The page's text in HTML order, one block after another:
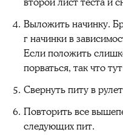
Выложить начинку.
г начинки в
Если положить
порваться, так что
Свернуть питу в
Повторить все
следующих пит.